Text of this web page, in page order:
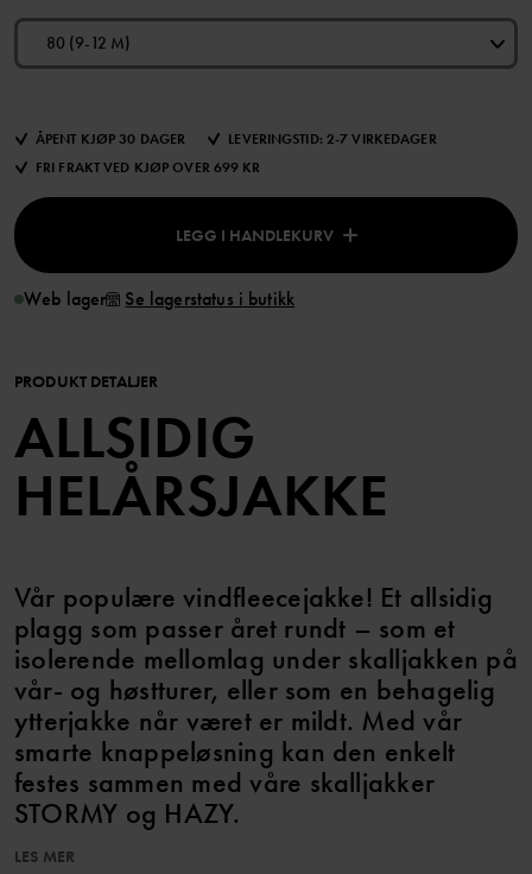
80 (9-12 M)
ÅPENT KJØP 30 DAGER
LEVERINGSTID: 2-7 VIRKEDAGER
FRI FRAKT VED KJØP OVER 699 KR
LEGG I HANDLEKURV
Web lager Se lagerstatus i butikk
PRODUKT DETALJER
ALLSIDIG
HELÅRSJAKKE
Vår populære vindfleecejakke! Et allsidig
plagg som passer året rundt – som et
isolerende mellomlag under skalljakken på
vår- og høstturer, eller som en behagelig
ytterjakke når været er mildt. Med vår
smarte knappeløsning kan den enkelt
festes sammen med våre skalljakker
STORMY og HAZY.
LES MER